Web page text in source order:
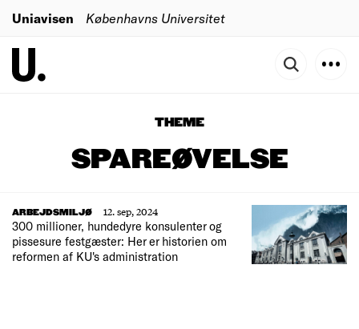
Uniavisen Københavns Universitet
THEME
SPAREØVELSE
ARBEJDSMILJØ
12. sep, 2024
300 millioner, hundedyre konsulenter og
pissesure festgæster: Her er historien om
reformen af KU's administration